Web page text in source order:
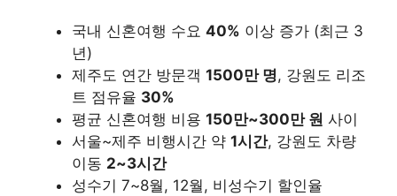
국내 신혼여행 수요 40% 이상 증가 (최근 3
년)
제주도 연간 방문객 1500만 명, 강원도 리조
트 점유율 30%
평균 신혼여행 비용 150만~300만 원 사이
서울~제주 비행시간 약 1시간, 강원도 차량
이동 2~3시간
성수기 7~8월, 12월, 비성수기 할인율